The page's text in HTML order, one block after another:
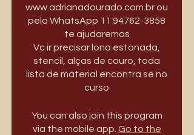
www.adrianadourado.com.br ou
pelo WhatsApp 11 94762-3858
te ajudaremos
Vc ir precisar lona estonada,
stencil, alças de couro, toda
lista de material encontra se no
curso
You can also join this program
via the mobile app. Go to the